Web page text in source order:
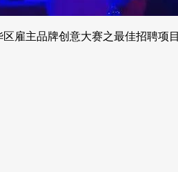
雇主品牌创意大赛之最佳招聘项目